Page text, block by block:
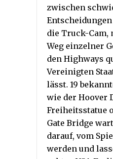
zwischen
die Truck-Cam,
Weg einzelner
den Highways
Vereinigten
lässt. 19
wie der Hoover
Freiheitsstatue
Gate Bridge
darauf, vom
werden und